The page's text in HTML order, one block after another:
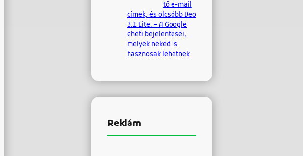
tő e-mail
címek, és olcsóbb Veo
3.1 Lite. – A Google
eheti bejelentései,
melyek neked is
hasznosak lehetnek
Reklám